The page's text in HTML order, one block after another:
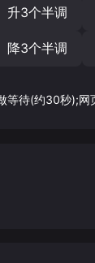
升3个半调
降3个半调
等待(约30秒);